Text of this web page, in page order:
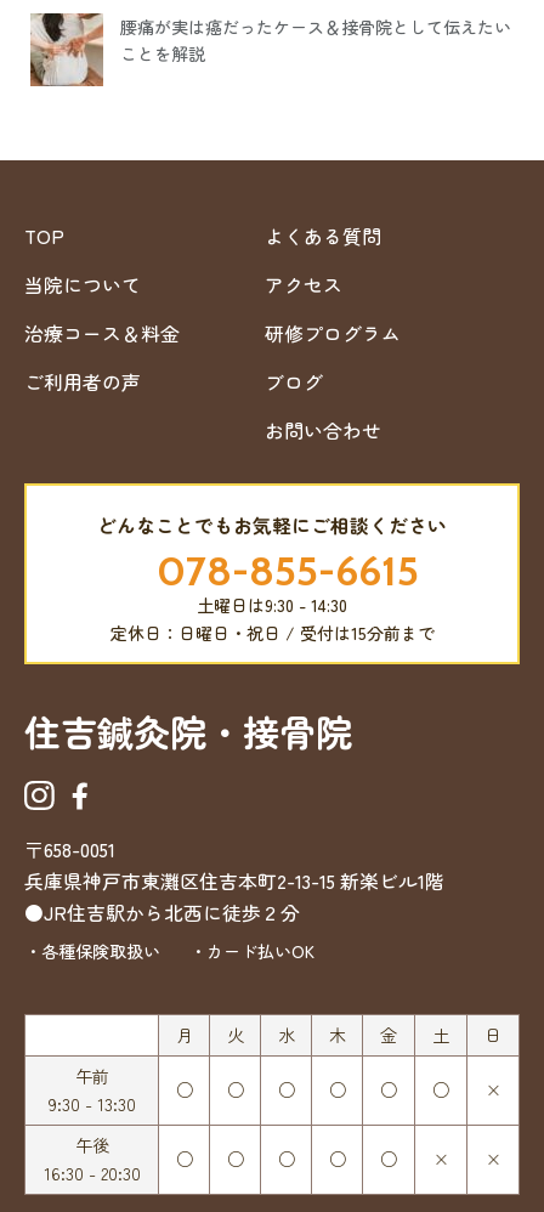
腰痛が実は癌だったケース＆接骨院として伝えたい
ことを解説
TOP
当院について
治療コース＆料金
ご利用者の声
よくある質問
アクセス
研修プログラム
ブログ
お問い合わせ
どんなことでもお気軽にご相談ください
078-855-6615
土曜日は9:30 - 14:30
定休日：日曜日・祝日 / 受付は15分前まで
住吉鍼灸院・接骨院
〒658-0051
兵庫県神戸市東灘区住吉本町2-13-15 新楽ビル1階
●JR住吉駅から北西に徒歩２分
・各種保険取扱い ・カード払いOK
月 火 水 木 金 土
日
午前
9:30 - 13:30
○ ○ ○ ○ ○ ○ ×
午後
16:30 - 20:30
○ ○ ○ ○ ○ × ×